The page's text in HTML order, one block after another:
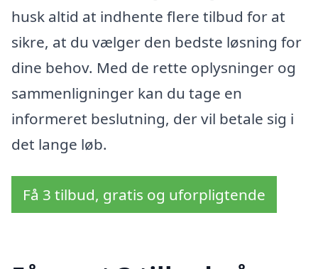
husk altid at indhente flere tilbud for at
sikre, at du vælger den bedste løsning for
dine behov. Med de rette oplysninger og
sammenligninger kan du tage en
informeret beslutning, der vil betale sig i
det lange løb.
Få 3 tilbud, gratis og uforpligtende